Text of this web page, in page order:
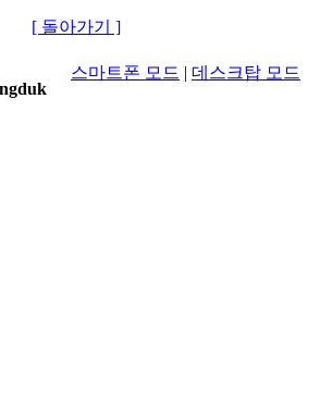
[ 돌아가기 ]
스마트폰 모드 | 데스크탑 모드